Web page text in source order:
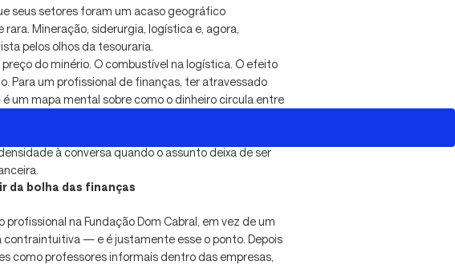
seus setores foram um acaso geográfico
Mineração, siderurgia, logística e, agora,
pelos olhos da tesouraria.
do minério. O combustível na logística. O efeito
Para um profissional de finanças, ter atravessado
um mapa mental sobre como o dinheiro circula entre
camadas da cadeia produtiva.
à conversa quando o assunto deixa de ser
da bolha das finanças
na Fundação Dom Cabral, em vez de um
— e é justamente esse o ponto. Depois
como professores informais dentro das empresas,